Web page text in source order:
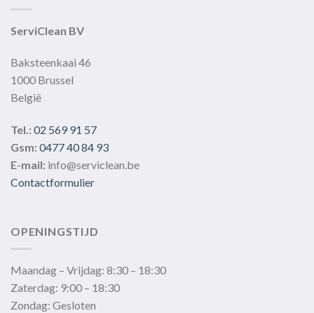
ServiClean BV
Baksteenkaai 46
1000 Brussel
België
Tel.: 02 569 91 57
Gsm: 0477 40 84 93
E-mail: info@serviclean.be
Contactformulier
OPENINGSTIJD
Maandag – Vrijdag: 8:30 – 18:30
Zaterdag: 9:00 – 18:30
Zondag: Gesloten